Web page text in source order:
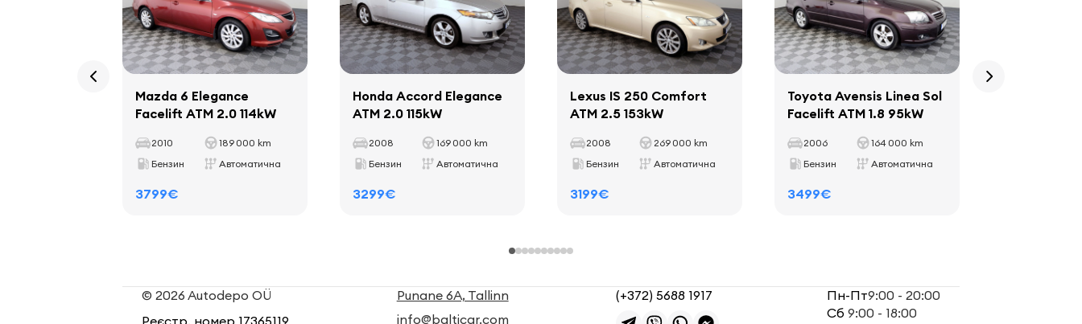
Mazda 6 Elegance
Facelift ATM 2.0 114kW
2010
189 000 km
Бензин
Автоматична
3799€
Honda Accord Elegance
ATM 2.0 115kW
2008
169 000 km
Бензин
Автоматична
3299€
Lexus IS 250 Comfort
ATM 2.5 153kW
2008
269 000 km
Бензин
Автоматична
3199€
Toyota Avensis Linea Sol
Facelift ATM 1.8 95kW
2006
164 000 km
Бензин
Автоматична
3499€
© 2026 Autodepo OÜ
Реєстр. номер 17365119
Punane 6A, Tallinn
info@balticar.com
(+372) 5688 1917 Пн-Пт9:00 - 20:00
Сб 9:00 - 18:00